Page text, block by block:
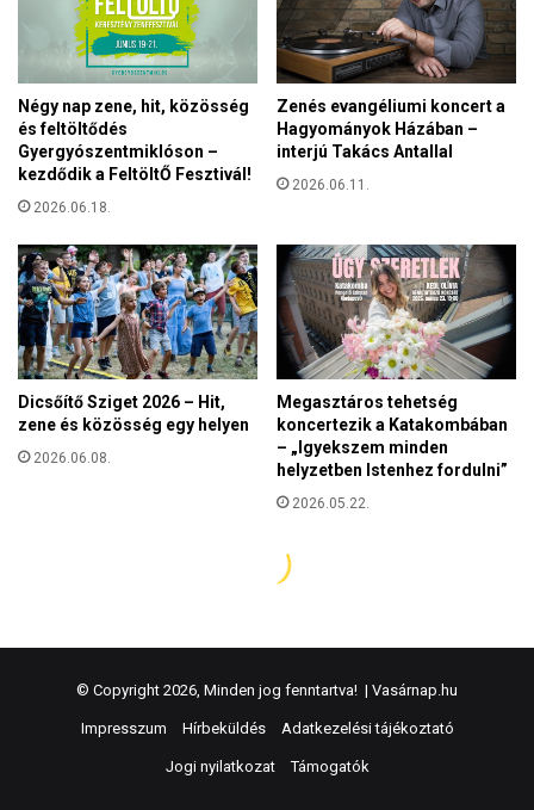
© Copyright 2026, Minden jog fenntartva! | Vasárnap.hu
Impresszum Hírbeküldés Adatkezelési tájékoztató
Jogi nyilatkozat Támogatók